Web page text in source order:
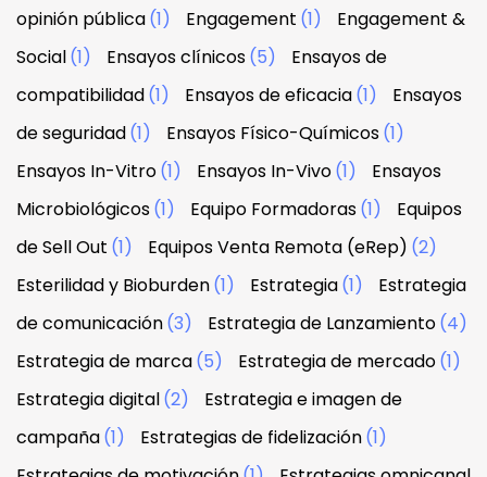
opinión pública(1) Engagement (1)
Engagement &
Social(1) Ensayos clínicos(5)
Ensayos de
compatibilidad(1) Ensayos de eficacia(1)
Ensayos
de seguridad(1) Ensayos Físico-Químicos(1)
Ensayos In-Vitro(1) Ensayos In-Vivo(1)
Ensayos
Microbiológicos(1) Equipo Formadoras(1)
Equipos
de Sell Out (1) Equipos Venta Remota (eRep) (2)
Esterilidad y Bioburden(1) Estrategia(1)
Estrategia
de comunicación(3) Estrategia de Lanzamiento(4)
Estrategia de marca(5) Estrategia de mercado(1)
Estrategia digital(2)
Estrategia e imagen de
campaña(1) Estrategias de fidelización(1)